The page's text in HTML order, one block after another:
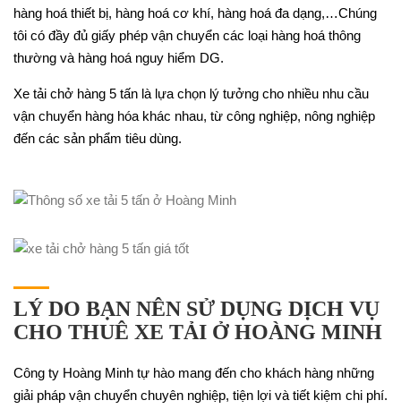
hàng hoá thiết bị, hàng hoá cơ khí, hàng hoá đa dạng,…Chúng
tôi có đầy đủ giấy phép vận chuyển các loại hàng hoá thông
thường và hàng hoá nguy hiểm DG.
Xe tải chở hàng 5 tấn là lựa chọn lý tưởng cho nhiều nhu cầu
vận chuyển hàng hóa khác nhau, từ công nghiệp, nông nghiệp
đến các sản phẩm tiêu dùng.
LÝ DO BẠN NÊN SỬ DỤNG DỊCH VỤ
CHO THUÊ XE TẢI Ở HOÀNG MINH
Công ty Hoàng Minh tự hào mang đến cho khách hàng những
giải pháp vận chuyển chuyên nghiệp, tiện lợi và tiết kiệm chi phí.